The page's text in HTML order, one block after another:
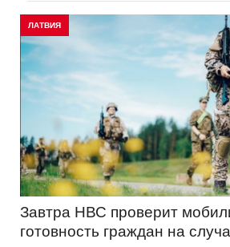
ЛАТВИЯ
Завтра НВС проверит
готовность граждан на